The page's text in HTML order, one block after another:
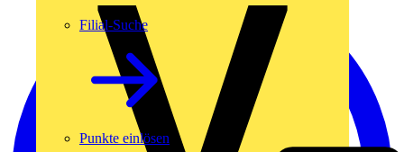
Filial-Suche
Punkte einlösen